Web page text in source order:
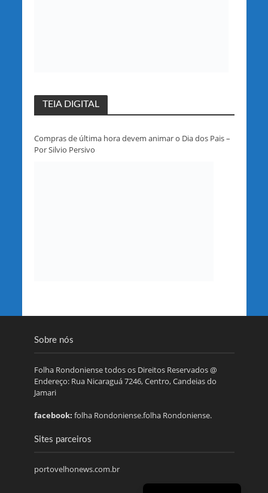
TEIA DIGITAL
Compras de última hora devem animar o Dia dos Pais –
Por Silvio Persivo
Sobre nós
Folha Rondoniense todos os Direitos Reservados @
Endereço: Rua Nicaraguá 7246, Centro, Candeias do
Jamari
facebook: folha Rondoniense.folha Rondoniense.
Sites parceiros
portovelhonews.com.br